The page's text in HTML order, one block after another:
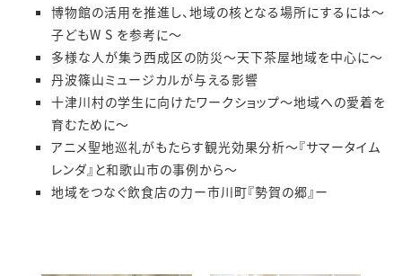
博物館の活用を推進し、地域の核となる場所にするには～
子どもW S を参考に～
多様な人が集う西成区の防災～天下茶屋地域を中心に～
丹波篠山ミュージカルが与える影響
十津川村の学生に向けたワークショップ～地域への愛着を
育むために～
アニメ聖地巡礼がもたらす観光効果分析～『サマータイム
レンダ』と和歌山市の事例から～
地域をつなぐ飲食店の力ー市川町『勢賀の郷』ー